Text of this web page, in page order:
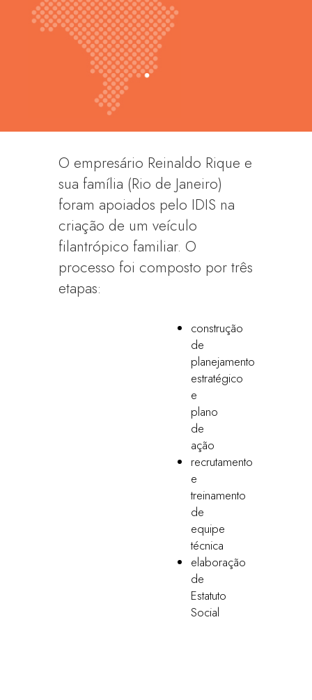
O empresário Reinaldo Rique e
sua família (Rio de Janeiro)
foram apoiados pelo IDIS na
criação de um veículo
filantrópico familiar. O
processo foi composto por três
etapas:
construção
de
planejamento
estratégico
e
plano
de
ação
recrutamento
e
treinamento
de
equipe
técnica
elaboração
de
Estatuto
Social